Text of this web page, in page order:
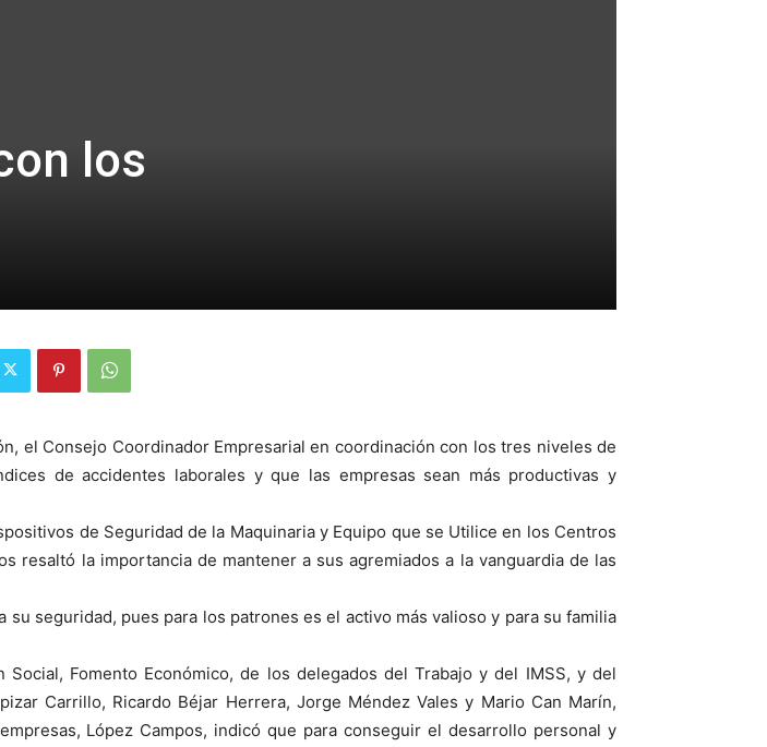
los
el Consejo Coordinador Empresarial en coordinación con los tres niveles de
de accidentes laborales y que las empresas sean más productivas y
de Seguridad de la Maquinaria y Equipo que se Utilice en los Centros
resaltó la importancia de mantener a sus agremiados a la vanguardia de las
seguridad, pues para los patrones es el activo más valioso y para su familia
Fomento Económico, de los delegados del Trabajo y del IMSS, y del
Carrillo, Ricardo Béjar Herrera, Jorge Méndez Vales y Mario Can Marín,
López Campos, indicó que para conseguir el desarrollo personal y